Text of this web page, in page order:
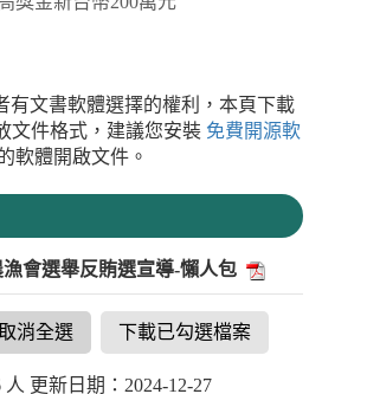
有文書軟體選擇的權利，本頁下載
文件格式，建議您安裝 免費開源軟
軟體開啟文件。
漁會選舉反賄選宣導-懶人包
消全選 下載已勾選檔案
更新日期：2024-12-27